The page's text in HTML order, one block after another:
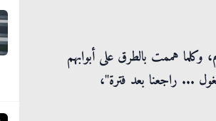
وكلما هممت بالطرق على أبوابهم
... راجعنا بعد فترة"،